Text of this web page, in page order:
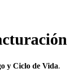
y Ciclo de Vida.